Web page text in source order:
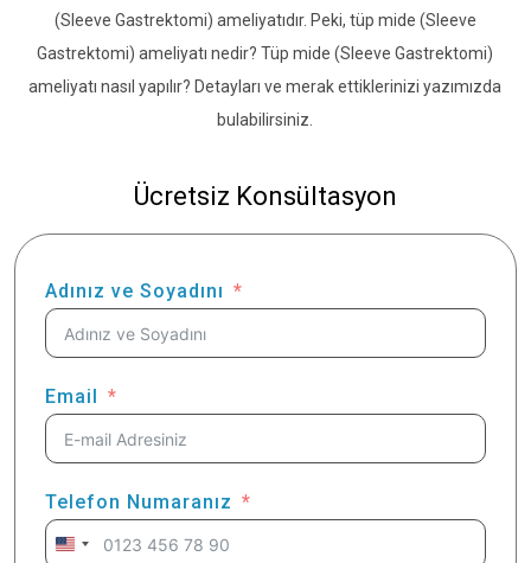
(Sleeve Gastrektomi) ameliyatıdır. Peki, tüp mide (Sleeve
Gastrektomi) ameliyatı nedir? Tüp mide (Sleeve Gastrektomi)
ameliyatı nasıl yapılır? Detayları ve merak ettiklerinizi yazımızda
bulabilirsiniz.
Ücretsiz Konsültasyon
Adınız ve Soyadını
Email
Telefon Numaranız
United